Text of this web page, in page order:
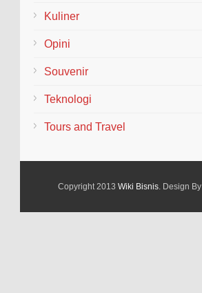
Kuliner
Opini
Souvenir
Teknologi
Tours and Travel
Copyright 2013 Wiki Bisnis. Design By